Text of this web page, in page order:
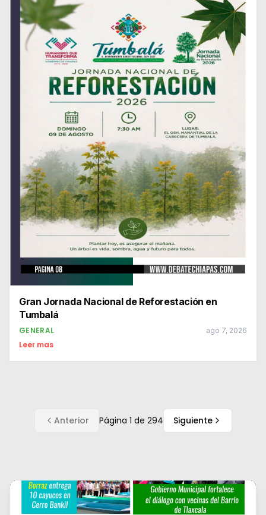
Gran Jornada Nacional de Reforestación en
Tumbalá
GENERAL ago 7, 2026
Leer mas
Anterior Página 1 de 294 Siguiente